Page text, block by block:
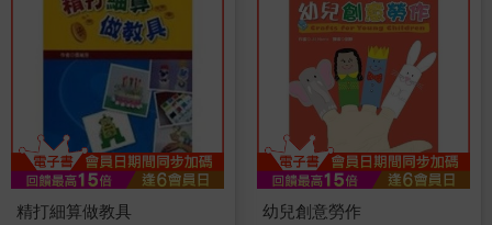
精打細算做教具 幼兒創意勞作